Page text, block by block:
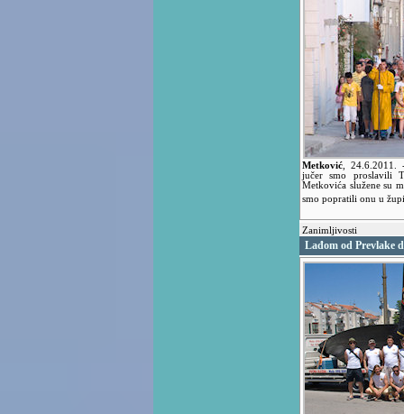
Metković 24.6.2011.
jučer smo proslavili
Metkovića služene su
smo popratili onu u
Zanimljivosti
Lađom od Prevlake